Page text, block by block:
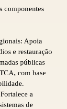
componentes
Apoia
e restauração
públicas
com base
a
de